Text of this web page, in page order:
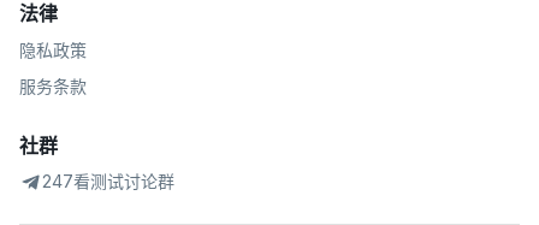
法律
隐私政策
服务条款
社群
247看测试讨论群